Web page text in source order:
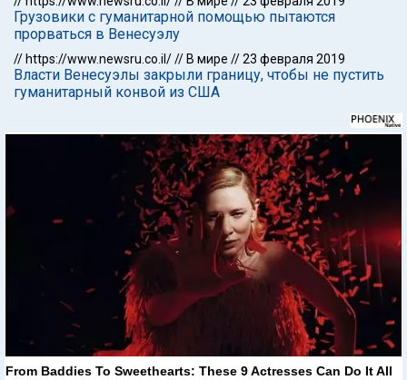
Грузовики с гуманитарной помощью пытаются
прорваться в Венесуэлу
// https://www.newsru.co.il/// В мире //23 февраля 2019
Власти Венесуэлы закрыли границу, чтобы не пустить
гуманитарный конвой из США
From Baddies To Sweethearts: These 9 Actresses Can Do It All